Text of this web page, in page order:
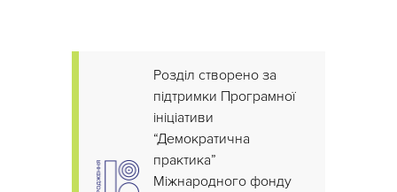
Розділ створено за
підтримки Програмної
ініціативи
“Демократична
практика”
Міжнародного фонду